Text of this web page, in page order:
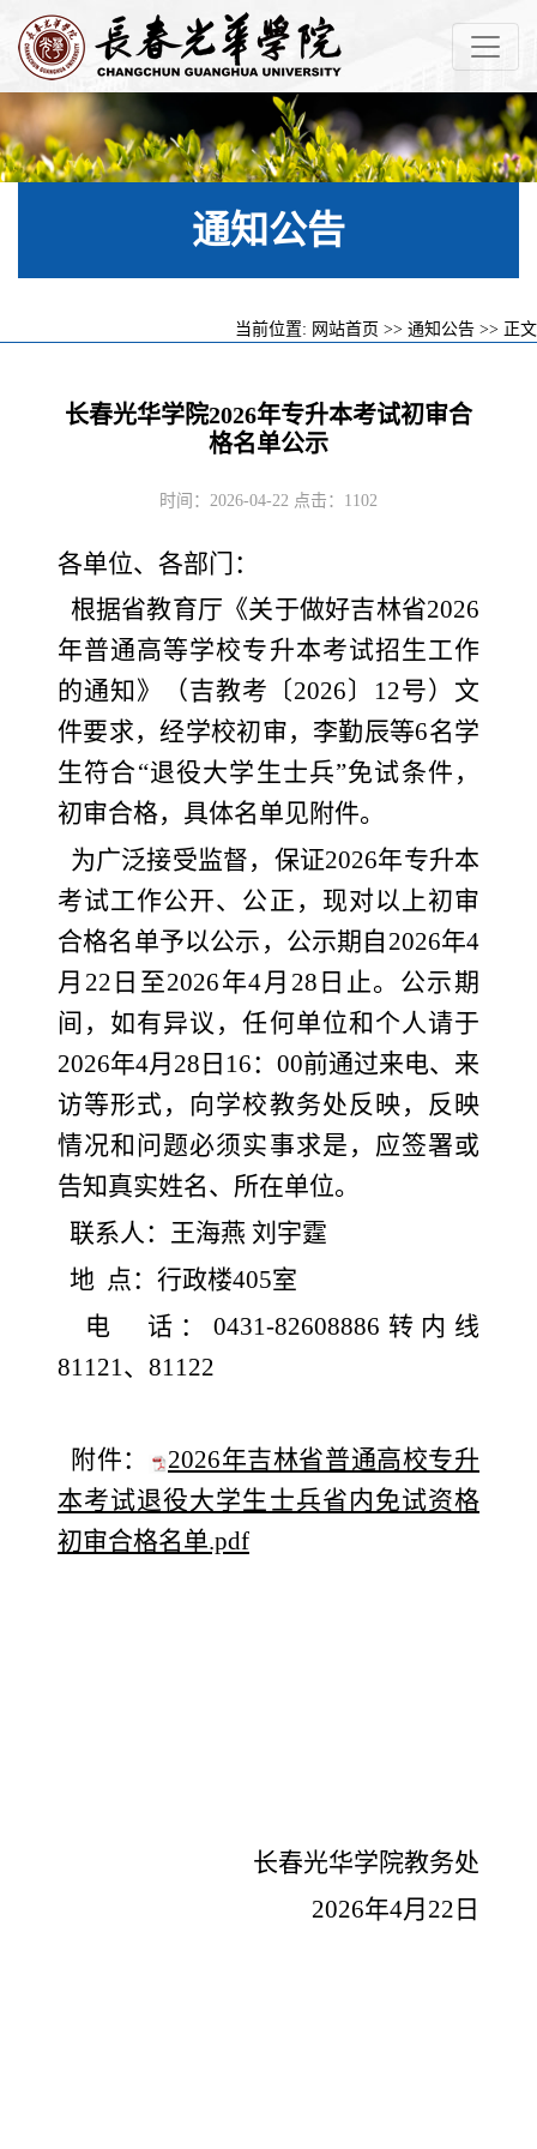
通知公告
当前位置: 网站首页 >> 通知公告 >> 正文
长春光华学院2026年专升本考试初审合
格名单公示
时间：2026-04-22 点击： 1102
各单位、各部门：
根据省教育厅《关于做好吉林省2026
年普通高等学校专升本考试招生工作
的通知》（吉教考〔2026〕12号）文
件要求，经学校初审，李勤辰等6名学
生符合“退役大学生士兵”免试条件，
初审合格，具体名单见附件。
为广泛接受监督，保证2026年专升本
考试工作公开、公正，现对以上初审
合格名单予以公示，公示期自2026年4
月22日至2026年4月28日止。公示期
间，如有异议，任何单位和个人请于
2026年4月28日16：00前通过来电、来
访等形式，向学校教务处反映，反映
情况和问题必须实事求是，应签署或
告知真实姓名、所在单位。
联系人：王海燕 刘宇霆
地 点：行政楼405室
电 话：0431-82608886转内线
81121、81122
附件：
2026年吉林省普通高校专升
本考试退役大学生士兵省内免试资格
初审合格名单.pdf
长春光华学院教务处
2026年4月22日